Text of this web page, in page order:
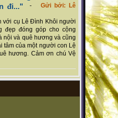
đi..." - Gửi bởi: Lê
với cụ Lê Đình Khôi người
đẹp đóng góp cho cộng
nội và quê hương và cũng
tâm của một người con Lệ
hương. Cảm ơn chú Vệ